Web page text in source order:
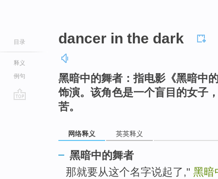
目录
释义
例句
dancer in the dark
黑暗中的舞者：指电影《黑暗中
饰演。该角色是一个盲目的女子
苦。
网络释义 英英释义
黑暗中的舞者
那就要从这个名字说起了," 黑暗